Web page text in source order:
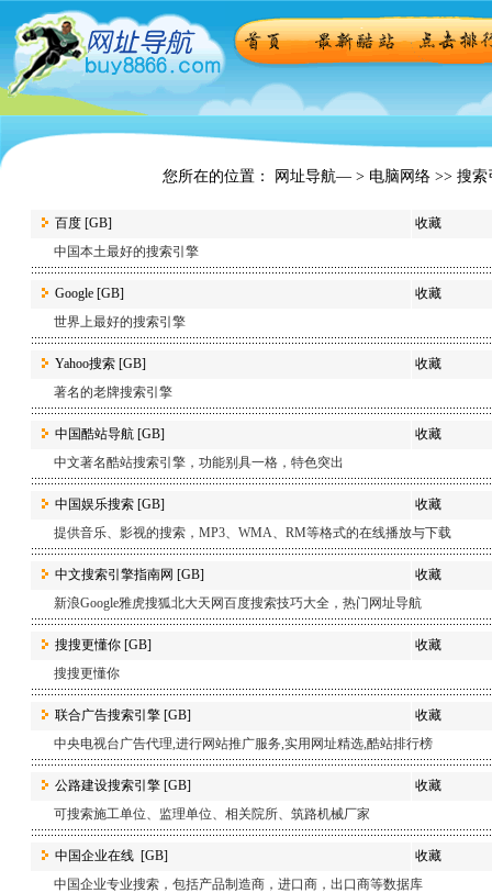
您所在的位置： 网址导航— > 电脑网络>> 搜索
百度 [GB]
收藏
中国本土最好的搜索引擎
Google [GB]
收藏
世界上最好的搜索引擎
Yahoo搜索 [GB]
收藏
著名的老牌搜索引擎
中国酷站导航 [GB]
收藏
中文著名酷站搜索引擎，功能别具一格，特色突出
中国娱乐搜索 [GB]
收藏
提供音乐、影视的搜索，MP3、WMA、RM等格式的在线播放与下载
中文搜索引擎指南网 [GB]
收藏
新浪Google雅虎搜狐北大天网百度搜索技巧大全，热门网址导航
搜搜更懂你 [GB]
收藏
搜搜更懂你
联合广告搜索引擎 [GB]
收藏
中央电视台广告代理,进行网站推广服务,实用网址精选,酷站排行榜
公路建设搜索引擎 [GB]
收藏
可搜索施工单位、监理单位、相关院所、筑路机械厂家
中国企业在线 [GB]
收藏
中国企业专业搜索，包括产品制造商，进口商，出口商等数据库